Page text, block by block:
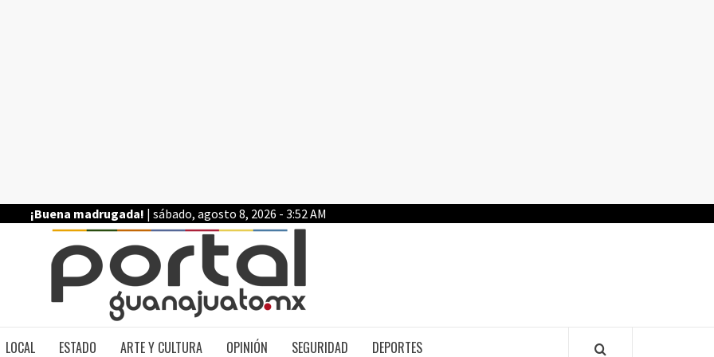
¡Buena madrugada! | sábado, agosto 8, 2026 - 3:52 AM
LOCAL ESTADO ARTE Y CULTURA OPINIÓN SEGURIDAD DEPORTES